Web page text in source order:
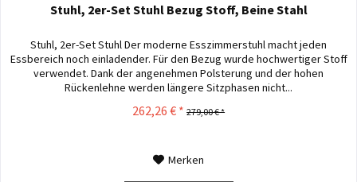
Stuhl, 2er-Set Stuhl Bezug Stoff, Beine Stahl
Stuhl, 2er-Set Stuhl Der moderne Esszimmerstuhl macht jeden
Essbereich noch einladender. Für den Bezug wurde hochwertiger Stoff
verwendet. Dank der angenehmen Polsterung und der hohen
Rückenlehne werden längere Sitzphasen nicht...
262,26 € * 279,00 € *
Merken